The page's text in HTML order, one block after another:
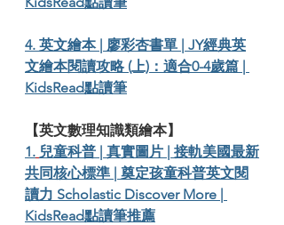
4. 英文繪本 | 廖彩杏書單 | JY經典英
文繪本閱讀攻略 (上)：適合0-4歲篇 |
KidsRead點讀筆
【英文數理知識類繪本】
1. 兒童科普 | 真實圖片 | 接軌美國最新
共同核心標準 | 奠定孩童科普英文閱
讀力 Scholastic Discover More |
KidsRead點讀筆推薦